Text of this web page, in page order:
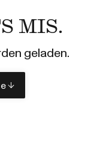
MIS.
geladen.